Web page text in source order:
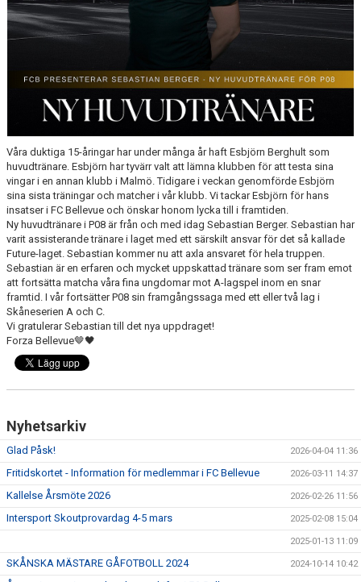
KLÄDBESTÄLLNING
SPONSORER
KLUBBMAGASIN
NATIONELLA SPELFORMER
PROVTRÄNING
SKADEBEHANDLING
VÄRDEGRUND
FOTBOLLSCAMP 2026
TRÄNARUTBILDNING
SUPPORTERPRYLAR
DOMARE
GYMKORT NORDIC WELLNESS
FYSTRÄNING
POLICY SOCIALA MEDIER
Våra duktiga 15-åringar har under många år haft Esbjörn Berghult som
huvudtränare. Esbjörn har tyvärr valt att lämna klubben för att testa sina
vingar i en annan klubb i Malmö. Tidigare i veckan genomförde Esbjörn
sina sista träningar och matcher i vår klubb. Vi tackar Esbjörn för hans
insatser i FC Bellevue och önskar honom lycka till i framtiden.
Ny huvudtränare i P08 är från och med idag Sebastian Berger. Sebastian har
varit assisterande tränare i laget med ett särskilt ansvar för det så kallade
Future-laget. Sebastian kommer nu att axla ansvaret för hela truppen.
Sebastian är en erfaren och mycket uppskattad tränare som ser fram emot
att fortsätta matcha våra fina ungdomar mot A-lagspel inom en snar
framtid. I vår fortsätter P08 sin framgångssaga med ett eller två lag i
Skåneserien A och C.
Vi gratulerar Sebastian till det nya uppdraget!
Forza Bellevue🤎🖤
Nyhetsarkiv
Glad Påsk! 2026-04-04 11:36
Fritidskortet - Information för medlemmar i FC Bellevue 2026-03-11 14:37
Kallelse Årsmöte 2026 2026-02-26 11:56
Intersport Skoutprovardag 4-5 mars 2025-02-08 15:04
2025-01-13 11:09
SKÅNSKA MÄSTARE GÅFOTBOLL 2024 2024-10-14 10:42